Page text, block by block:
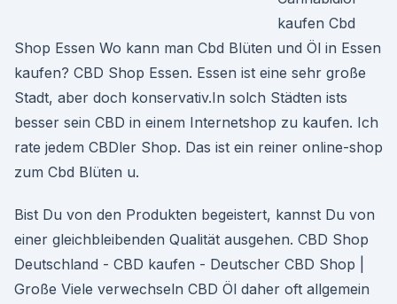
kaufen Cbd
Shop Essen Wo kann man Cbd Blüten und Öl in Essen
kaufen? CBD Shop Essen. Essen ist eine sehr große
Stadt, aber doch konservativ.In solch Städten ists
besser sein CBD in einem Internetshop zu kaufen. Ich
rate jedem CBDler Shop. Das ist ein reiner online-shop
zum Cbd Blüten u.
Bist Du von den Produkten begeistert, kannst Du von
einer gleichbleibenden Qualität ausgehen. CBD Shop
Deutschland - CBD kaufen - Deutscher CBD Shop |
Große Viele verwechseln CBD Öl daher oft allgemein